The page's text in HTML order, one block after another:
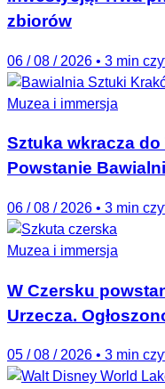
zbiorów
06 / 08 / 2026 • 3 min
Muzea i immersja
Sztuka wkracza do
Powstanie
06 / 08 / 2026 • 3 min
Muzea i immersja
W Czersku
Urzecza.
05 / 08 / 2026 • 3 min